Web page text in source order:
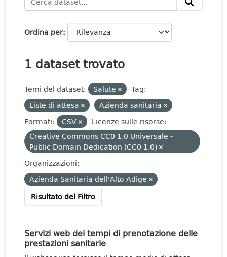
Ordina per
1 dataset trovato
Temi del dataset: Salute
Tag:
Liste di attesa
Azienda sanitaria
Formati:
CSV
Licenze sulle risorse:
Creative Commons CC0 1.0 Universale -
Public Domain Dedication (CC0 1.0)
Organizzazioni:
Azienda Sanitaria dell'Alto Adige
Risultato del Filtro
Servizi web dei tempi di prenotazione delle
prestazioni sanitarie